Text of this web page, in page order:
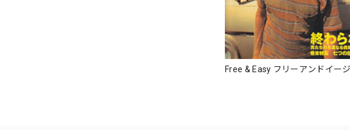
Free & Easy フリーアンドイー